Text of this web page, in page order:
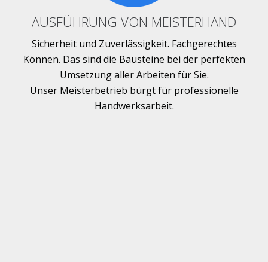
AUSFÜHRUNG VON MEISTERHAND
Sicherheit und Zuverlässigkeit. Fachgerechtes
Können. Das sind die Bausteine bei der perfekten
Umsetzung aller Arbeiten für Sie.
Unser Meisterbetrieb bürgt für professionelle
Handwerksarbeit.